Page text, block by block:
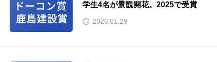
学生4名が景観開花。2025で受賞
2026.01.29